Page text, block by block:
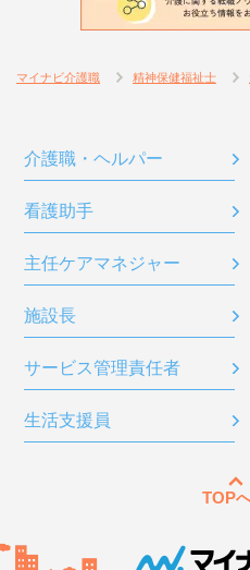
マイナビ介護職 精神保健福祉士
介護職・ヘルパー
看護助手
主任ケアマネジャー
施設長
サービス管理責任者
生活支援員
TOP